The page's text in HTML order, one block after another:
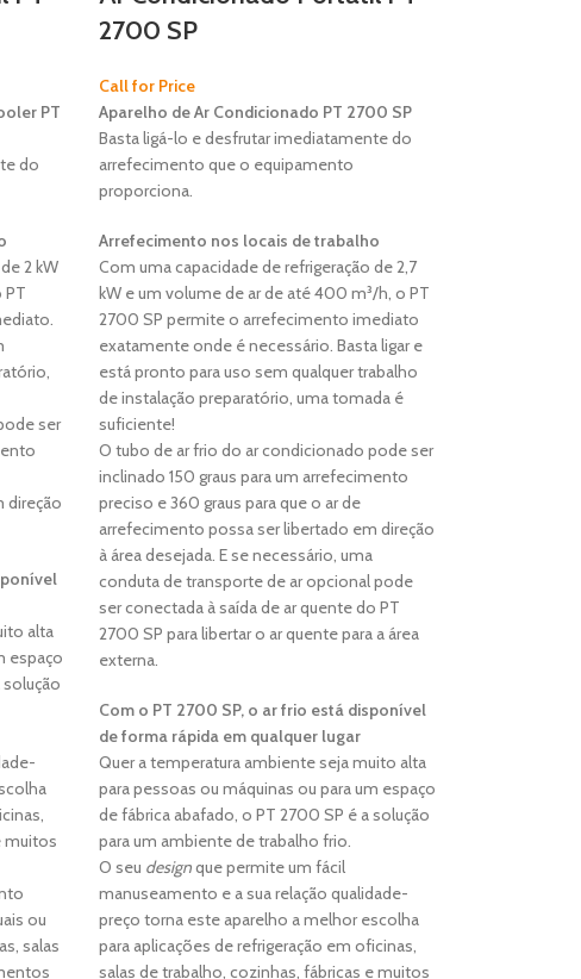
PT
do
2 kW
PT
ser
direção
alta
espaço
muitos
ou
salas
2700 SP
Call for Price
Aparelho de Ar Condicionado PT 2700 SP
Basta ligá-lo e desfrutar imediatamente do
arrefecimento que o equipamento
proporciona.
Arrefecimento nos locais de trabalho
Com uma capacidade de refrigeração de 2,7
kW e um volume de ar de até 400 m³/h, o PT
2700 SP permite o arrefecimento imediato
exatamente onde é necessário. Basta ligar e
está pronto para uso sem qualquer trabalho
de instalação preparatório, uma tomada é
suficiente!
O tubo de ar frio do ar condicionado pode ser
inclinado 150 graus para um arrefecimento
preciso e 360 graus para que o ar de
arrefecimento possa ser libertado em direção
à área desejada. E se necessário, uma
conduta de transporte de ar opcional pode
ser conectada à saída de ar quente do PT
2700 SP para libertar o ar quente para a área
externa.
Com o PT 2700 SP, o ar frio está disponível
de forma rápida em qualquer lugar
Quer a temperatura ambiente seja muito alta
para pessoas ou máquinas ou para um espaço
de fábrica abafado, o PT 2700 SP é a solução
para um ambiente de trabalho frio.
O seu designque permite um fácil
manuseamento e a sua relação qualidade-
preço torna este aparelho a melhor escolha
para aplicações de refrigeração em oficinas,
salas de trabalho, cozinhas, fábricas e muitos